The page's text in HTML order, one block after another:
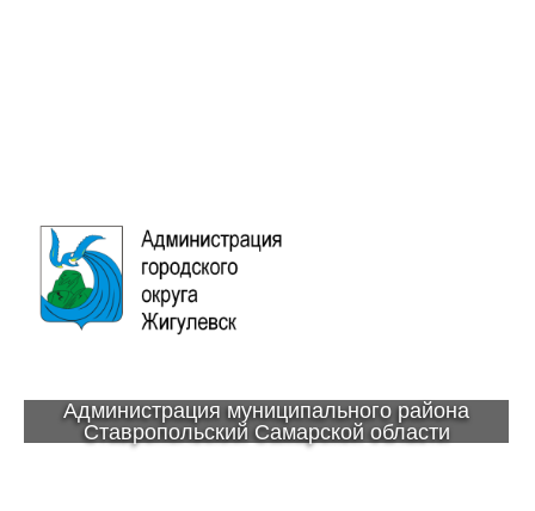
Администрация муниципального района
Ставропольский Самарской области